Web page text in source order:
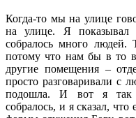
Когда-то мы на улице
на улице. Я показывал
собралось много
потому что нам бы в то
другие помещения –
просто разговаривали с
подошла. И вот я так
собралось, и я сказал,